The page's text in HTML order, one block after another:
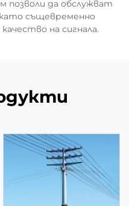
позволи да обслужват
същевременно
на сигнала.